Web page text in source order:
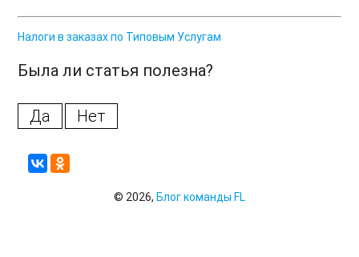
Налоги в заказах по Типовым Услугам
Была ли статья полезна?
Да Нет
© 2026, Блог команды FL